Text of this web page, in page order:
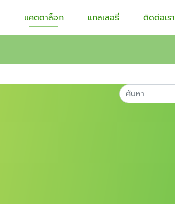
แคตตาล็อก แกลเลอรี่ ติดต่อเรา